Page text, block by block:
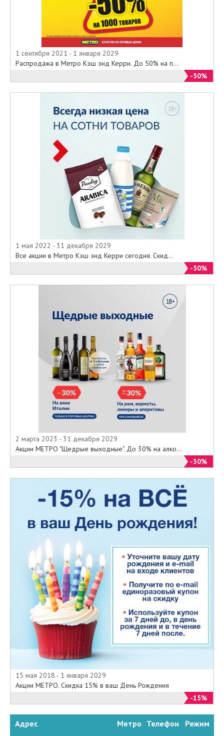
1 сентября 2021 - 1 января 2029
Распродажа в Метро Кэш энд Керри. До 50% на п...
-50%
1 мая 2022 - 31 декабря 2029
Все акции в Метро Кэш энд Керри сегодня. Скид...
-50%
2 марта 2023 - 31 декабря 2029
Акции МЕТРО "Щедрые выходные". До 30% на алко...
-30%
15 мая 2018 - 1 января 2029
Акции МЕТРО. Скидка 15% в ваш День Рождения
-15%
Адрес Метро Телефон Режим